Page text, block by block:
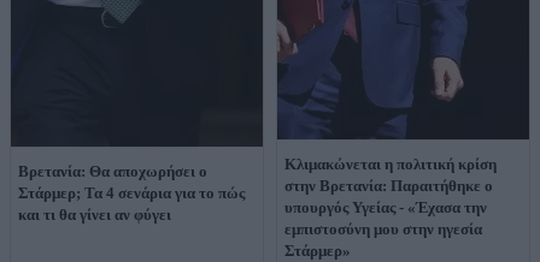
Βρετανία: Θα αποχωρήσει ο
Στάρμερ; Τα 4 σενάρια για το πώς
και τι θα γίνει αν φύγει
Κλιμακώνεται η πολιτική κρίση
στην Βρετανία: Παραιτήθηκε ο
υπουργός Υγείας - «Έχασα την
εμπιστοσύνη μου στην ηγεσία
Στάρμερ»